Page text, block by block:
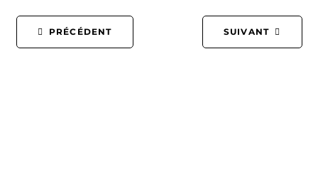
PRÉCÉDENT SUIVANT